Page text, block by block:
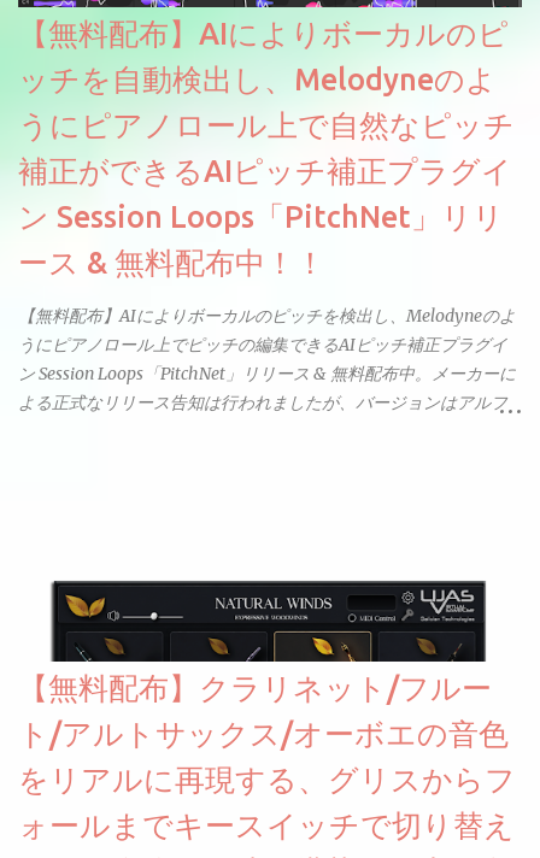
【無料配布】AIによりボーカルのピ
ッチを自動検出し、Melodyneのよ
うにピアノロール上で自然なピッチ
補正ができるAIピッチ補正プラグイ
ン Session Loops「PitchNet」リリ
ース & 無料配布中！！
【無料配布】AIによりボーカルのピッチを検出し、Melodyneのよ
うにピアノロール上でピッチの編集できるAIピッチ補正プラグイ
ン Session Loops「PitchNet」リリース & 無料配布中。メーカーに
よる正式なリリース告知は行われましたが、バージョンはアルフ
ソースを元に設計・改良した製品のようです。
【無料配布】クラリネット/フルー
ト/アルトサックス/オーボエの音色
をリアルに再現する、グリスからフ
ォールまでキースイッチで切り替え